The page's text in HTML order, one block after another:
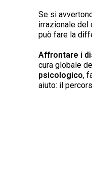
Se si
irrazionale del
può fare la
Affrontare i
cura globale
psicologico,
aiuto: il